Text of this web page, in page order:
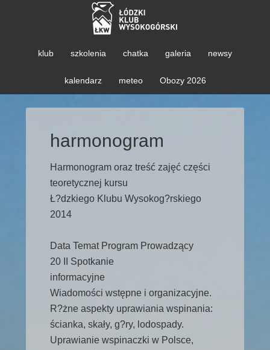
klub szkolenia chatka galeria newsy
kalendarz meteo Obozy 2026
harmonogram
Harmonogram oraz treść zajęć części
teoretycznej kursu
Ł?dzkiego Klubu Wysokog?rskiego
2014
Data Temat Program Prowadzący
20 II Spotkanie
informacyjne
Wiadomości wstępne i organizacyjne.
R?żne aspekty uprawiania wspinania:
ścianka, skały, g?ry, lodospady.
Uprawianie wspinaczki w Polsce,